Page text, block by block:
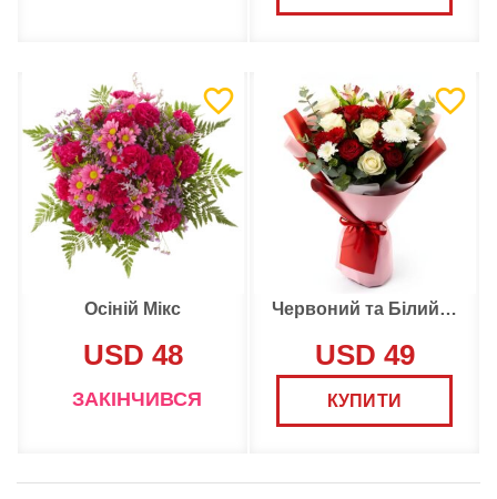
Осіній Мікс
USD 48
ЗАКІНЧИВСЯ
Червоний та Білий букет
USD 49
КУПИТИ